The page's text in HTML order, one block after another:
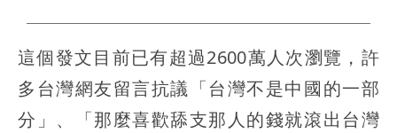
這個發文目前已有超過2600萬人次瀏覽，許
多台灣網友留言抗議「台灣不是中國的一部
分」、「那麼喜歡舔支那人的錢就滾出台灣